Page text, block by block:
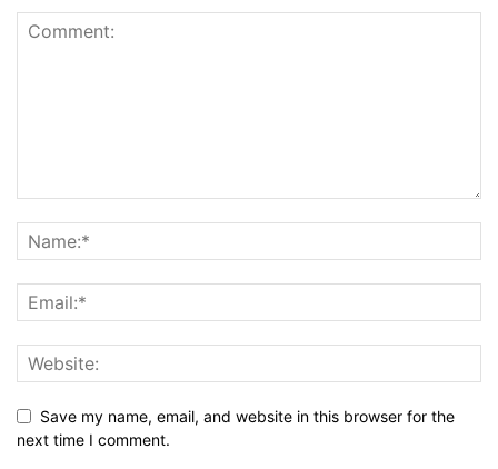
Save my name, email, and website in this browser for the
next time I comment.